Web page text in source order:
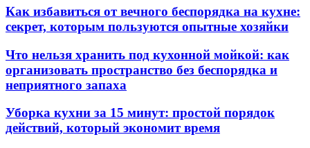
Как избавиться от вечного беспорядка на кухне:
секрет, которым пользуются опытные хозяйки
Что нельзя хранить под кухонной мойкой: как
организовать пространство без беспорядка и
неприятного запаха
Уборка кухни за 15 минут: простой порядок
действий, который экономит время